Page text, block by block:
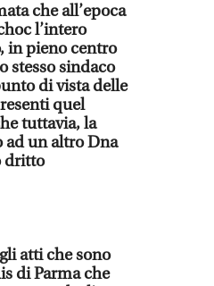
che all’epoca
l’intero
in pieno centro
stesso sindaco
di vista delle
quel
tuttavia, la
ad un altro Dna
dritto
atti che sono
di Parma che